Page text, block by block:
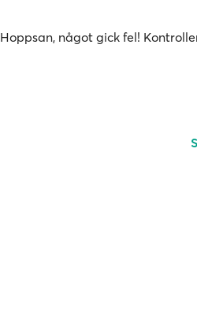
Hoppsan, något gick fel!